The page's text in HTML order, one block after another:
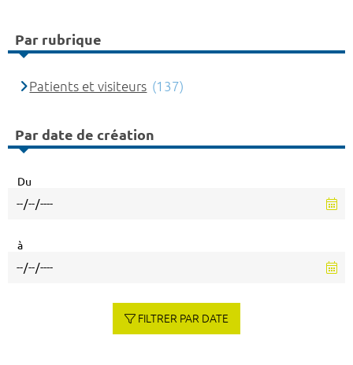
Par rubrique
Patients et visiteurs (137)
Par date de création
Du
à
FILTRER PAR DATE